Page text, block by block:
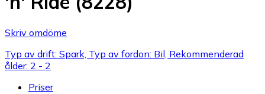
Skriv omdöme
Typ av drift: Spark, Typ av fordon: Bil, Rekommenderad
ålder: 2 - 2
Priser